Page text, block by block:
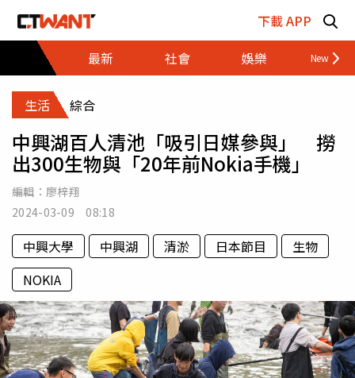
下載 APP
最新
社會 娛樂 財經
生活 綜合
中興湖百人清池「吸引日媒參與」 撈
出300生物與「20年前Nokia手機」
編輯： 廖梓翔
2024-03-09 08:18
中興大學 中興湖 清淤 日本節目
生物
NOKIA